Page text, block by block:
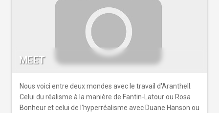
MEET
Nous voici entre deux mondes avec le travail d'Aranthell.
Celui du réalisme à la manière de Fantin-Latour ou Rosa
Bonheur et celui de l'hyperréalisme avec Duane Hanson ou